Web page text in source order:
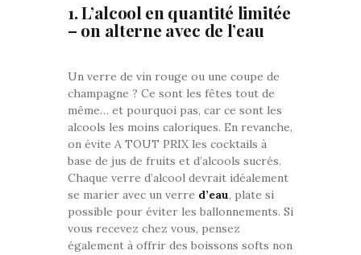
1. L’alcool en quantité limitée
– on alterne avec de l’eau
Un verre de vin rouge ou une coupe de
champagne ? Ce sont les fêtes tout de
même… et pourquoi pas, car ce sont les
alcools les moins caloriques. En revanche,
on évite A TOUT PRIX les cocktails à
base de jus de fruits et d’alcools sucrés.
Chaque verre d’alcool devrait idéalement
se marier avec un verre d’eau, plate si
possible pour éviter les ballonnements. Si
vous recevez chez vous, pensez
également à offrir des boissons softs non